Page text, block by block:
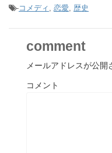
-コメディ , 恋愛, 歴史
comment
メールアドレスが公開
コメント